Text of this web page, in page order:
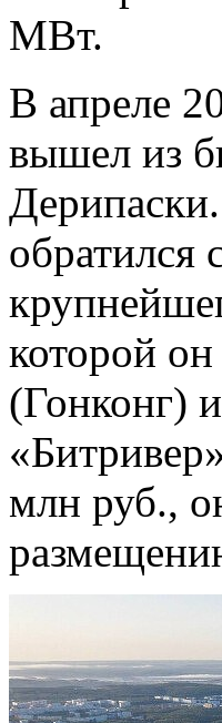
МВт.
В апреле
вышел из
обратился
которой
(Гонконг)
млн руб.,